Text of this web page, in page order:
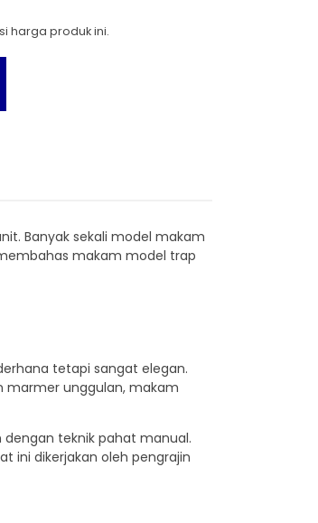
harga produk ini.
Banyak sekali model makam
makam model trap
tetapi sangat elegan.
marmer unggulan, makam
dengan teknik pahat manual.
ini dikerjakan oleh pengrajin